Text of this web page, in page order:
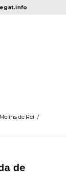
Molins de Rei /
de